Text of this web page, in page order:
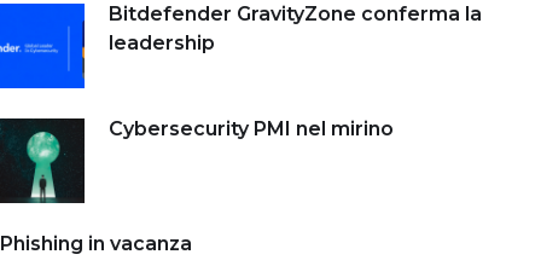
Bitdefender GravityZone conferma la
leadership
Cybersecurity PMI nel mirino
Phishing in vacanza